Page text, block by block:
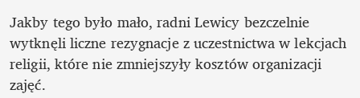
Jakby tego było mało, radni Lewicy bezczelnie
wytknęli liczne rezygnacje z uczestnictwa w lekcjach
religii, które nie zmniejszyły kosztów organizacji
zajęć.